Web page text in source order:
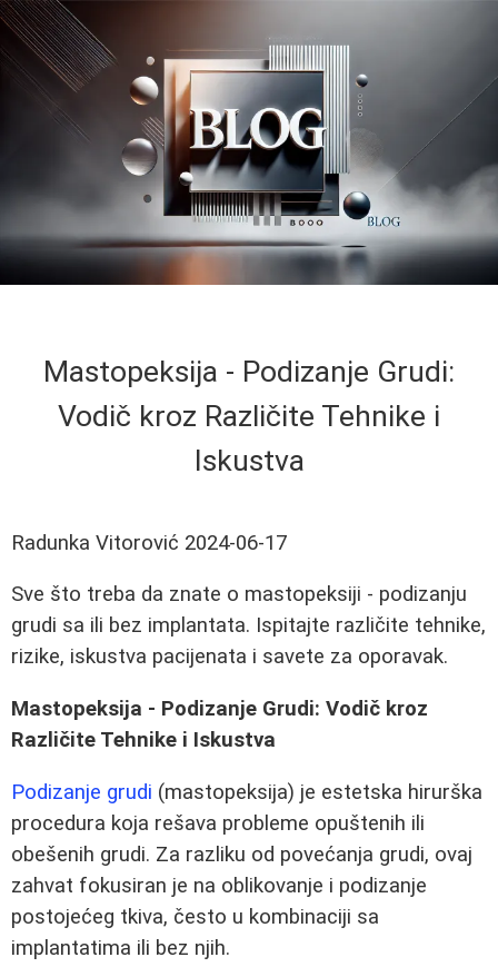
Mastopeksija - Podizanje Grudi:
Vodič kroz Različite Tehnike i
Iskustva
Radunka Vitorović 2024-06-17
Sve što treba da znate o mastopeksiji - podizanju
grudi sa ili bez implantata. Ispitajte različite tehnike,
rizike, iskustva pacijenata i savete za oporavak.
Mastopeksija - Podizanje Grudi: Vodič kroz
Različite Tehnike i Iskustva
Podizanje grudi (mastopeksija) je estetska hirurška
procedura koja rešava probleme opuštenih ili
obešenih grudi. Za razliku od povećanja grudi, ovaj
zahvat fokusiran je na oblikovanje i podizanje
postojećeg tkiva, često u kombinaciji sa
implantatima ili bez njih.